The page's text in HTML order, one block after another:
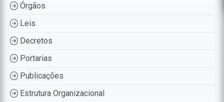
Órgãos
Leis
Decretos
Portarias
Publicações
Estrutura Organizacional